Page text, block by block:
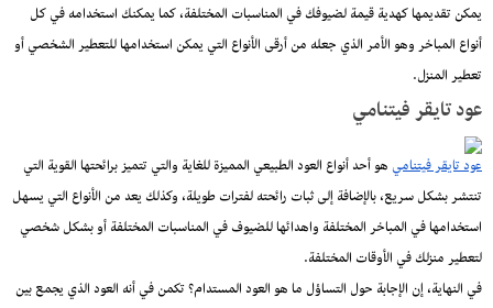
يمكن تقديمها كهدية قيمة لضيوفك في المناسبات المختلفة، كما يمكنك استخدامه في كل
أنواع المباخر وهو الأمر الذي جعله من أرقى الأنواع التي يمكن استخدامها للتعطير الشخصي أو
تعطير المنزل.
عود تايقر فيتنامي
عود تايقر فيتناميهو أحد أنواع العود الطبيعي المميزة للغاية والتي تتميز برائحتها القوية التي
تنتشر بشكل سريع، بالإضافة إلى ثبات رائحته لفترات طويلة، وكذلك يعد من الأنواع التي يسهل
استخدامها في المباخر المختلفة واهدائها للضيوف في المناسبات المختلفة أو بشكل شخصي
لتعطير منزلك في الأوقات المختلفة.
في النهاية، إن الإجابة حول التساؤل ما هو العود المستدام؟ تكمن في أنه العود الذي يجمع بين